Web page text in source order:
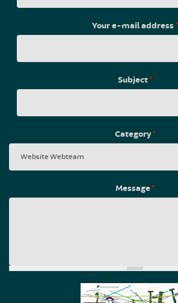
Your e-mail address*
Subject*
Category*
Message*